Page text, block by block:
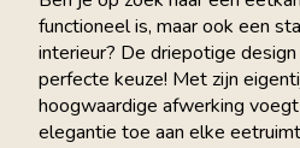
functioneel is, maar ook een
interieur? De driepotige
perfecte keuze! Met zijn
hoogwaardige afwerking
elegantie toe aan elke